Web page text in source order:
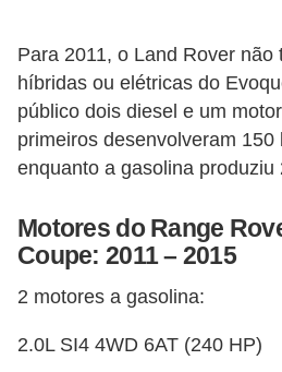
Para 2011, o Land Rover não
híbridas ou elétricas do
público dois diesel e um
primeiros desenvolveram 150
enquanto a gasolina produziu
Motores do Range
Coupe: 2011 – 2015
2 motores a gasolina:
2.0L SI4 4WD 6AT (240 HP)
m
a
n
u
t
e
n
o